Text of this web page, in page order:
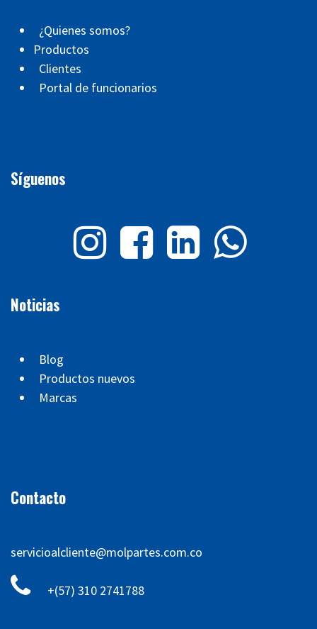
¿Quienes somos?
Productos
Clientes
Portal de funcionarios
Síguenos
Noticias
Blog
Productos nuevos
Marcas
Contacto
servicioalcliente@molpartes.com.co
+(57) 310 2741788